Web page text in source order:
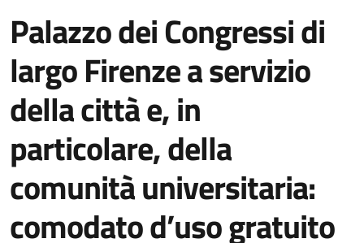
Palazzo dei Congressi di
largo Firenze a servizio
della città e, in
particolare, della
comunità universitaria:
comodato d’uso gratuito